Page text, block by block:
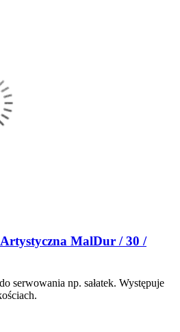
MalDur / 30 /
serwowania np. sałatek. Występuje